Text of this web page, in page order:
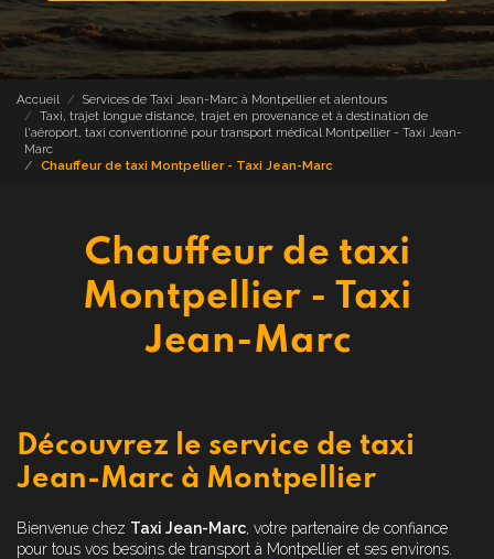
Accueil
Services de Taxi Jean-Marc à Montpellier et alentours
Taxi, trajet longue distance, trajet en provenance et à destination de
l'aéroport, taxi conventionné pour transport médical Montpellier - Taxi Jean-
Marc
Chauffeur de taxi Montpellier - Taxi Jean-Marc
Chauffeur de taxi
Montpellier - Taxi
Jean-Marc
Découvrez le service de taxi
Jean-Marc à Montpellier
Bienvenue chez Taxi Jean-Marc, votre partenaire de confiance
pour tous vos besoins de transport à Montpellier et ses environs.